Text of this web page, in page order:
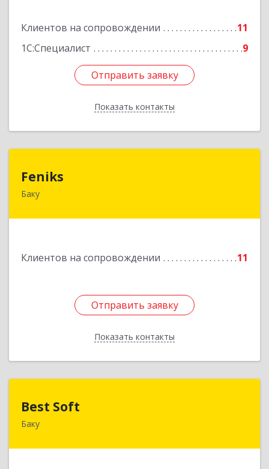
Клиентов на сопровождении
11
1С:Специалист
9
Отправить заявку
Показать контакты
Отправить заявку
Назад
Feniks
Баку
Клиентов на сопровождении 11
Отправить заявку
Показать контакты
AZ1029, Азербайджан, г.Баку, пр. Г. Алиева 187Б,
Отправить заявку
Назад
Best Soft
БакуАзербайджан, Баку, AZ1029, Пр. Г. Алиева 95,